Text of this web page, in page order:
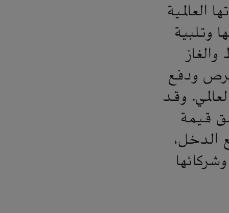
العالمية
وتلبية
ودفع
وقد
قيمة
الدخل،